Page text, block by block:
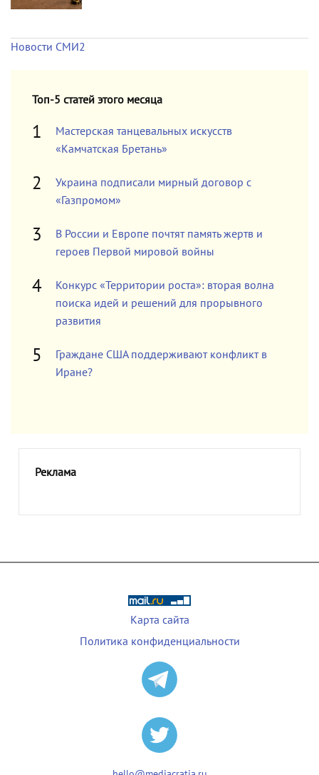
Новости СМИ2
Топ-5 статей этого месяца
Мастерская танцевальных искусств
«Камчатская Бретань»
Украина подписали мирный договор с
«Газпромом»
В России и Европе почтят память жертв и
героев Первой мировой войны
Конкурс «Территории роста»: вторая волна
поиска идей и решений для прорывного
развития
Граждане США поддерживают конфликт в
Иране?
Реклама
Карта сайта
Политика конфиденциальности